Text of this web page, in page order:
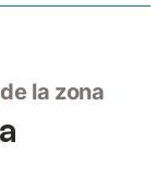
la zona